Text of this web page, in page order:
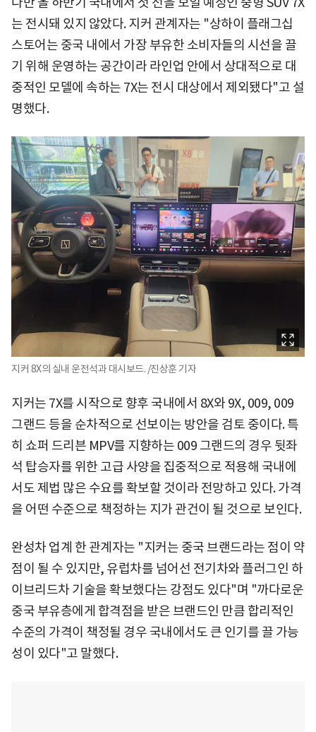
는 전시돼 있지 않았다. 지커 관계자는 "상하이 플래그십
스토어는 중국 내에서 가장 부유한 소비자들의 시선을 끌
기 위해 운영하는 공간이라 라인업 안에서 상대적으로 대
중적인 모델에 속하는 7X는 전시 대상에서 제외됐다"고 설
명했다.
지커 8X의 실내 운전석과 대시보드. /진상훈 기자
지커는 7X를 시작으로 향후 국내에서 8X와 9X, 009, 009
그랜드 등을 순차적으로 선보이는 방안을 검토 중이다. 특
히 쇼퍼 드리븐 MPV를 지향하는 009 그랜드의 경우 뒷좌
석 탑승자를 위한 고급 사양을 집중적으로 적용해 국내에
서도 제법 많은 수요를 확보할 것이라 전망하고 있다. 가격
을 어떤 수준으로 책정하는 지가 관건이 될 것으로 보인다.
완성차 업계 한 관계자는 "지커는 중국 브랜드라는 점이 약
점이 될 수 있지만, 유럽차를 넘어선 전기차와 플러그인 하
이브리드차 기술을 확보했다는 강점도 있다"며 "까다로운
중국 부유층에게 합격점을 받은 브랜드인 만큼 합리적인
수준의 가격이 책정될 경우 국내에서도 큰 인기를 끌 가능
성이 있다"고 말했다.